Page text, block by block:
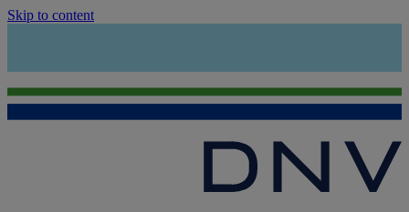
Skip to content